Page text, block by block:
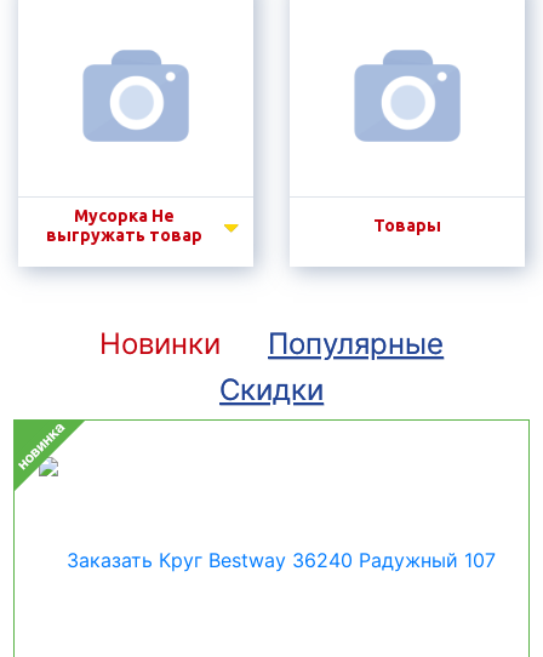
Мусорка Не
выгружать товар
Товары
Новинки
Популярные
Скидки